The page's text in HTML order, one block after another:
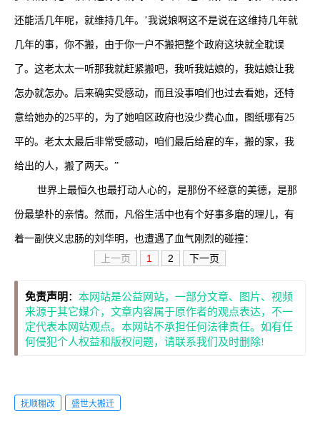
还能活几年呢，就维持几年。’我说娘啊这不是说在这维持几年就
几年的事，你不搬，由于你一户不搬把整个政府这块就全耽误
了。这老太太一听那我就赶紧搬吧，我听我姑娘的，我姑娘让我
怎办就怎办。后来确实受感动，而且没事咱们也过去看她，还特
意给她办的25平的，为了她咱区政府也没少费心血，图纸哪有25
平的。老太太最后非常受感动，咱们最后给雇的车，搬的家，我
给出的人，搬了两天。”
世界上最恒久也最打动人心的，是那份不经意的美德，是那
份最挚朴的亲情。然而，凡俗生活中也有个好事多磨的理儿，有
着一副侠义忠肠的刘华明，也遭遇了血气刚烈的碰撞：
上一页 1 2 下一页
免责声明 ： 本网站是公益网站，一部分文章、图片、视频
来源于其它媒介，文章内容属于原作者的观点表达，不一
定代表本网站观点。本网站不承担任何法律责任。如有任
何侵犯个人权益和版权问题，请联系我们及时删除!
抚顺棚改 盛世大搬迁